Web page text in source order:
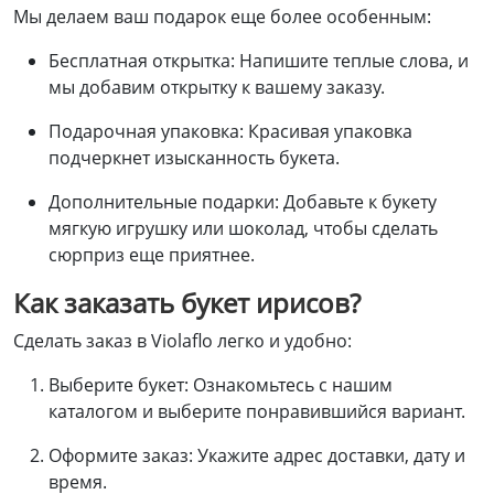
Мы делаем ваш подарок еще более особенным:
Бесплатная открытка: Напишите теплые слова, и
мы добавим открытку к вашему заказу.
Подарочная упаковка: Красивая упаковка
подчеркнет изысканность букета.
Дополнительные подарки: Добавьте к букету
мягкую игрушку или шоколад, чтобы сделать
сюрприз еще приятнее.
Как заказать букет ирисов?
Сделать заказ в Violaflo легко и удобно:
Выберите букет: Ознакомьтесь с нашим
каталогом и выберите понравившийся вариант.
Оформите заказ: Укажите адрес доставки, дату и
время.